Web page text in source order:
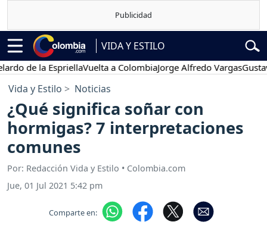
VIDA Y ESTILO
la EspriellaVuelta a ColombiaJorge Alfredo VargasGustavo
Vida y Estilo Noticias
¿Qué significa soñar con
hormigas? 7 interpretaciones
comunes
Por: Redacción Vida y Estilo • Colombia.com
Jue, 01 Jul 2021 5:42 pm
Comparte en: